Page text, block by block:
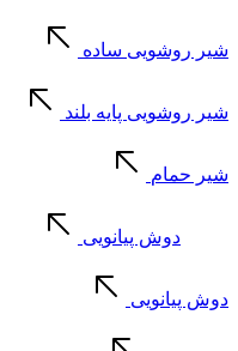
شیر روشویی ساده
شیر روشویی پایه بلند
شیر حمام
دوش پیانویی
دوش پیانویی